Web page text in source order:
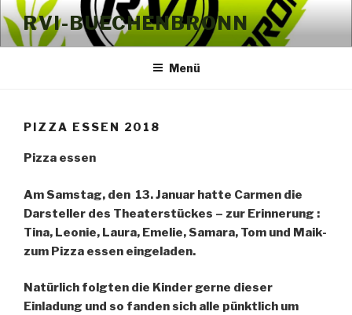
Zum
Inhalt
springen
RVI-BUECHENBRONN
Menü
PIZZA ESSEN 2018
Pizza essen
Am Samstag, den 13. Januar hatte Carmen die
Darsteller des Theaterstückes – zur Erinnerung :
Tina, Leonie, Laura, Emelie, Samara, Tom und Maik-
zum Pizza essen eingeladen.
Natürlich folgten die Kinder gerne dieser
Einladung und so fanden sich alle pünktlich um